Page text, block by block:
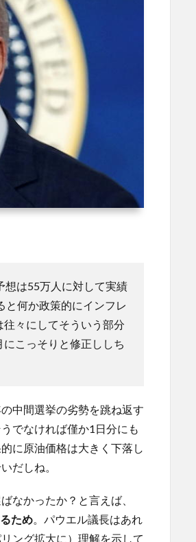
想は55万人に対して実績
と何か政策的にインフレ
々にしてそういう部分
こっそりと修正ししち
中間選挙の劣勢を跳ね返す
でなければ僅か1日分にも
に原油価格は大きく下落し
だしね。
なかったか？と言えば、
ため。パウエル議長はあれ
ング拡大に）理解を示して